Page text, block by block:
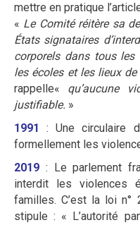
mettre en pratique
« Le Comité réitère sa
États signataires
corporels dans tous
les écoles et les lieux
rappelle« qu’aucune
justifiable. »
1991
: Une circulaire
formellement les
2019 : Le parlement
interdit les violences
familles. C’est la loi
stipule : « L’autorité